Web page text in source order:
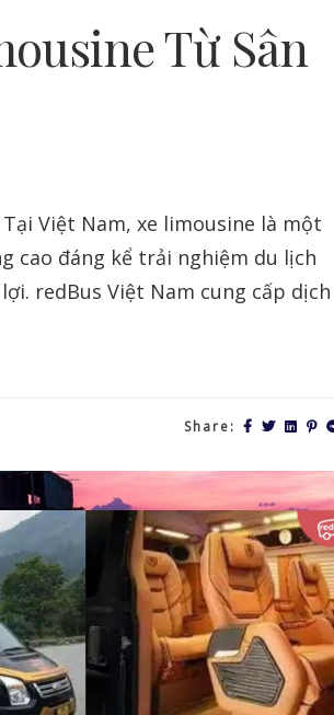
Từ Sân
Việt Nam, xe limousine là một
cao đáng kể trải nghiệm du lịch
redBus Việt Nam cung cấp dịch
Share: